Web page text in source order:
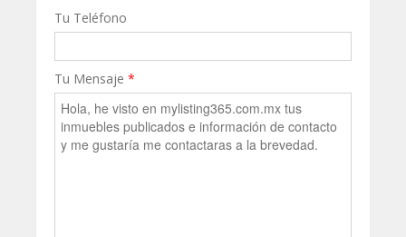
Tu Teléfono
Tu Mensaje *